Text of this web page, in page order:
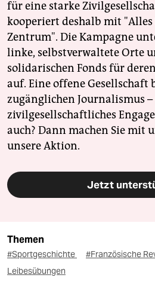
für eine starke
kooperiert deshalb mit
Zentrum". Die Kampagne
linke, selbstverwaltete Orte
solidarischen Fonds für
auf. Eine offene
zugänglichen Journalismus
zivilgesellschaftliches
auch? Dann machen Sie mit
unsere Aktion.
Jetzt
Themen
#Sportgeschichte #Französische
Leibesübungen